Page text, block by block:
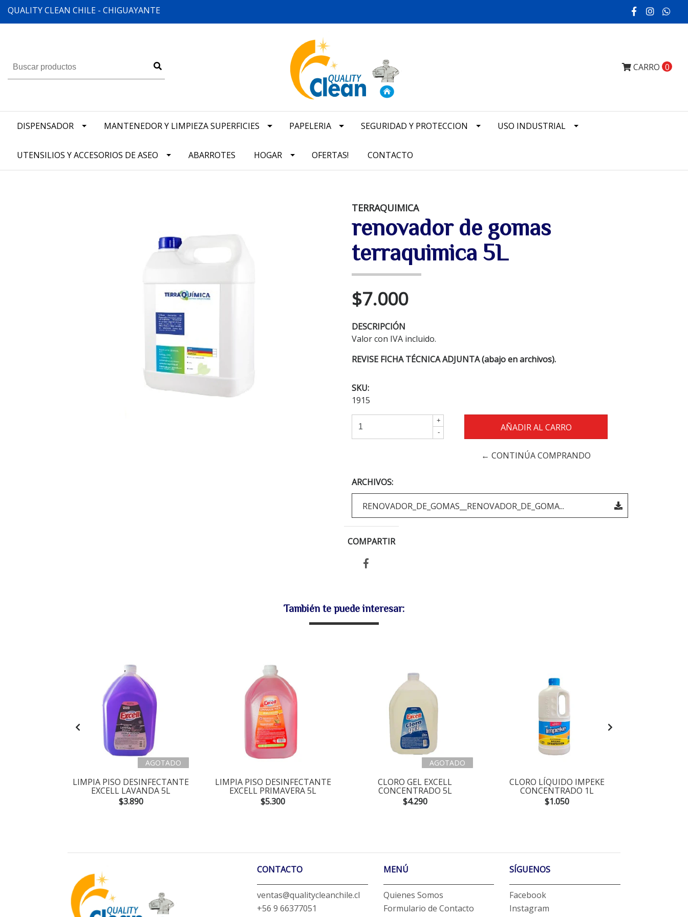
QUALITY CLEAN CHILE - CHIGUAYANTE
CARRO 0
DISPENSADOR MANTENEDOR Y LIMPIEZA SUPERFICIES PAPELERIA SEGURIDAD Y PROTECCION USO INDUSTRIAL
UTENSILIOS Y ACCESORIOS DE ASEO ABARROTES HOGAR OFERTAS! CONTACTO
TERRAQUIMICA
renovador de gomas
terraquimica 5L
$7.000
DESCRIPCIÓN
Valor con IVA incluido.
REVISE FICHATÉCNICAADJUNTA (abajo en archivos).
SKU:
1915
+
-
← CONTINÚA COMPRANDO
ARCHIVOS:
RENOVADOR_DE_GOMAS__RENOVADOR_DE_GOMA...
COMPARTIR
También te puede interesar:
AGOTADO
LIMPIA PISO DESINFECTANTE
EXCELL LAVANDA 5L
$3.890
LIMPIA PISO DESINFECTANTE
EXCELL PRIMAVERA 5L
$5.300
AGOTADO
CLORO GEL EXCELL
CONCENTRADO 5L
$4.290
CLORO LÍQUIDO IMPEKE
CONCENTRADO 1L
$1.050
CONTACTO
ventas@qualitycleanchile.cl
+56 9 66377051
MENÚ
Quienes Somos
Formulario de Contacto
SÍGUENOS
Facebook
Instagram